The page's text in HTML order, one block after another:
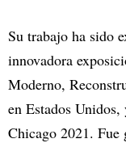
Su trabajo ha sido
innovadora
Moderno,
en Estados
Chicago 2021.